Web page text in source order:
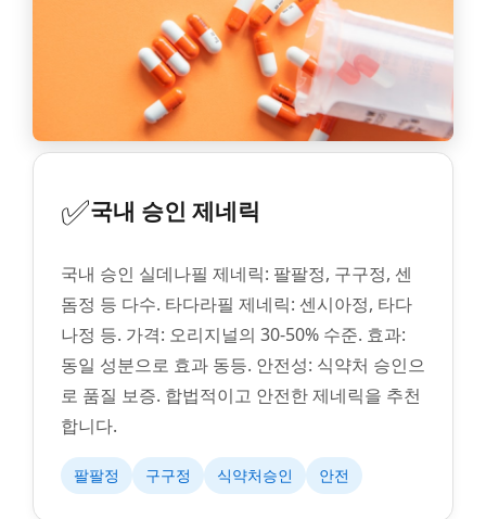
✅국내 승인 제네릭
국내 승인 실데나필 제네릭: 팔팔정, 구구정, 센
돔정 등 다수. 타다라필 제네릭: 센시아정, 타다
나정 등. 가격: 오리지널의 30-50% 수준. 효과:
동일 성분으로 효과 동등. 안전성: 식약처 승인으
로 품질 보증. 합법적이고 안전한 제네릭을 추천
합니다.
팔팔정 구구정 식약처승인 안전